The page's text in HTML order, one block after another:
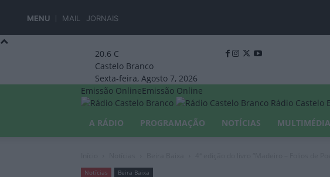
MENU MAIL JORNAIS
20.6 C
Castelo Branco
Sexta-feira, Agosto 7, 2026
Emissão OnlineEmissão Online
Rádio Castelo
A RÁDIO
PROGRAMAÇÃO NOTÍCIAS MULTIMÉDIA
Notícias Beira Baixa